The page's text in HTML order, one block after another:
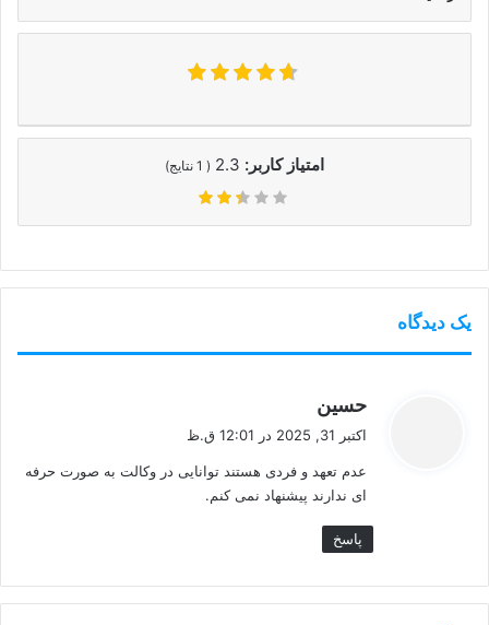
امتیاز کاربر: 2.3
(
1 نتایج)
یک دیدگاه
حسین
:
اکتبر 31, 2025 در 12:01 ق.ظ
عدم تعهد و فردی هستند توانایی در وکالت به صورت حرفه
ای ندارند پیشنهاد نمی کنم.
پاسخ